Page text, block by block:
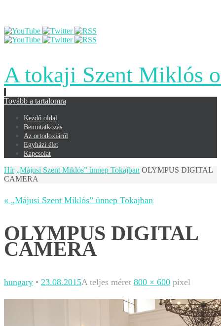
A tokaji Szent Miklós
Tovább a tartalomra
Kezdő oldal
Bemutatkozás
Az ortodoxiáról
Egyházi élet
Kapcsolat
Hír „Májusi Szent Miklós” ünnep Tokajban OLYMPUS DIGITAL
CAMERA
« „Májusi Szent Miklós” ünnep Tokajban
OLYMPUS DIGITAL
CAMERA
hungary • 23.08.2015A teljes méret 800 × 600 pixel